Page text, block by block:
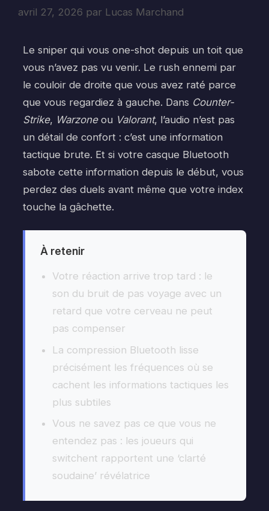
avril 27, 2026 par Lucas Marchand
Le sniper qui vous one-shot depuis un toit que
vous n’avez pas vu venir. Le rush ennemi par
le couloir de droite que vous avez raté parce
que vous regardiez à gauche. Dans Counter-
Strike, Warzoneou Valorant, l’audio n’est pas
un détail de confort : c’est une information
tactique brute. Et si votre casque Bluetooth
sabote cette information depuis le début, vous
perdez des duels avant même que votre index
touche la gâchette.
À retenir
Votre réaction arrive trop tard : le
son du bruit de pas voyage avec un
retard que votre cerveau ne peut
pas compenser
La compression Bluetooth lisse
précisément les fréquences où se
cachent les informations tactiques les
plus subtiles
Vous ne savez pas ce que vous ne
entendez pas : les joueurs qui
switchent rapportent une ‘clarté
soudaine’ révélatrice